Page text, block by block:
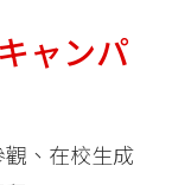
ャンパ
、在校生成